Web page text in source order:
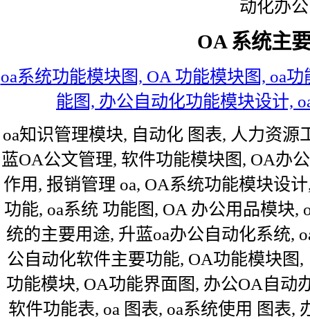
动化办
OA 系统主
oa系统功能模块图, OA 功能模块图, oa
能图, 办公自动化功能模块设计,
oa知识管理模块, 自动化 图表, 人力资
蓝OA公文管理, 软件功能模块图, OA办
作用, 报销管理 oa, OA系统功能模块设
功能, oa系统 功能图, OA 办公用品模块,
统的主要用途, 升蓝oa办公自动化系统,
公自动化软件主要功能, OA功能模块图
功能模块, OA功能界面图, 办公OA自动
软件功能表, oa 图表, oa系统使用 图表,